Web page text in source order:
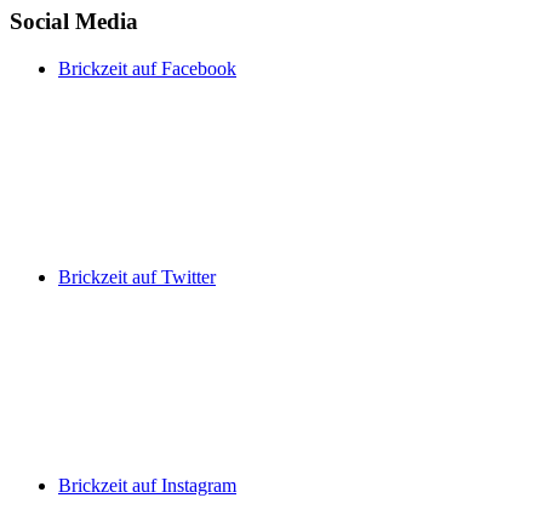
Social Media
Brickzeit auf Facebook
Brickzeit auf Twitter
Brickzeit auf Instagram